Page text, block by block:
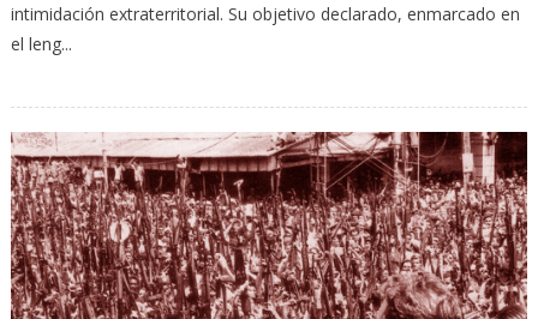
intimidación extraterritorial. Su objetivo declarado, enmarcado en
el leng...